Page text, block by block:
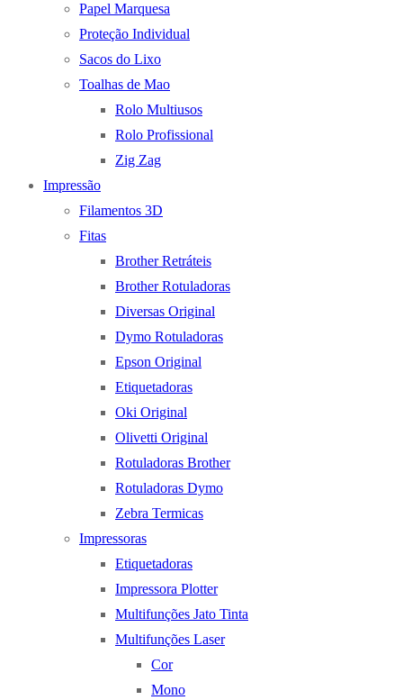
Papel Marquesa
Proteção Individual
Sacos do Lixo
Toalhas de Mao
Rolo Multiusos
Rolo Profissional
Zig Zag
Impressão
Filamentos 3D
Fitas
Brother Retráteis
Brother Rotuladoras
Diversas Original
Dymo Rotuladoras
Epson Original
Etiquetadoras
Oki Original
Olivetti Original
Rotuladoras Brother
Rotuladoras Dymo
Zebra Termicas
Impressoras
Etiquetadoras
Impressora Plotter
Multifunções Jato Tinta
Multifunções Laser
Cor
Mono